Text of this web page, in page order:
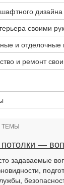
дизайна
своими
и
и ремонт
—
задаваемые